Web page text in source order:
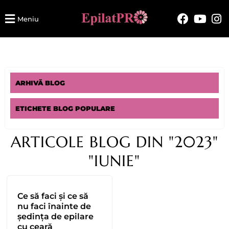
Meniu
ARHIVĂ BLOG
ETICHETE BLOG POPULARE
ARTICOLE BLOG DIN "2023"
"IUNIE"
Ce să faci și ce să
nu faci înainte de
ședința de epilare
cu ceară